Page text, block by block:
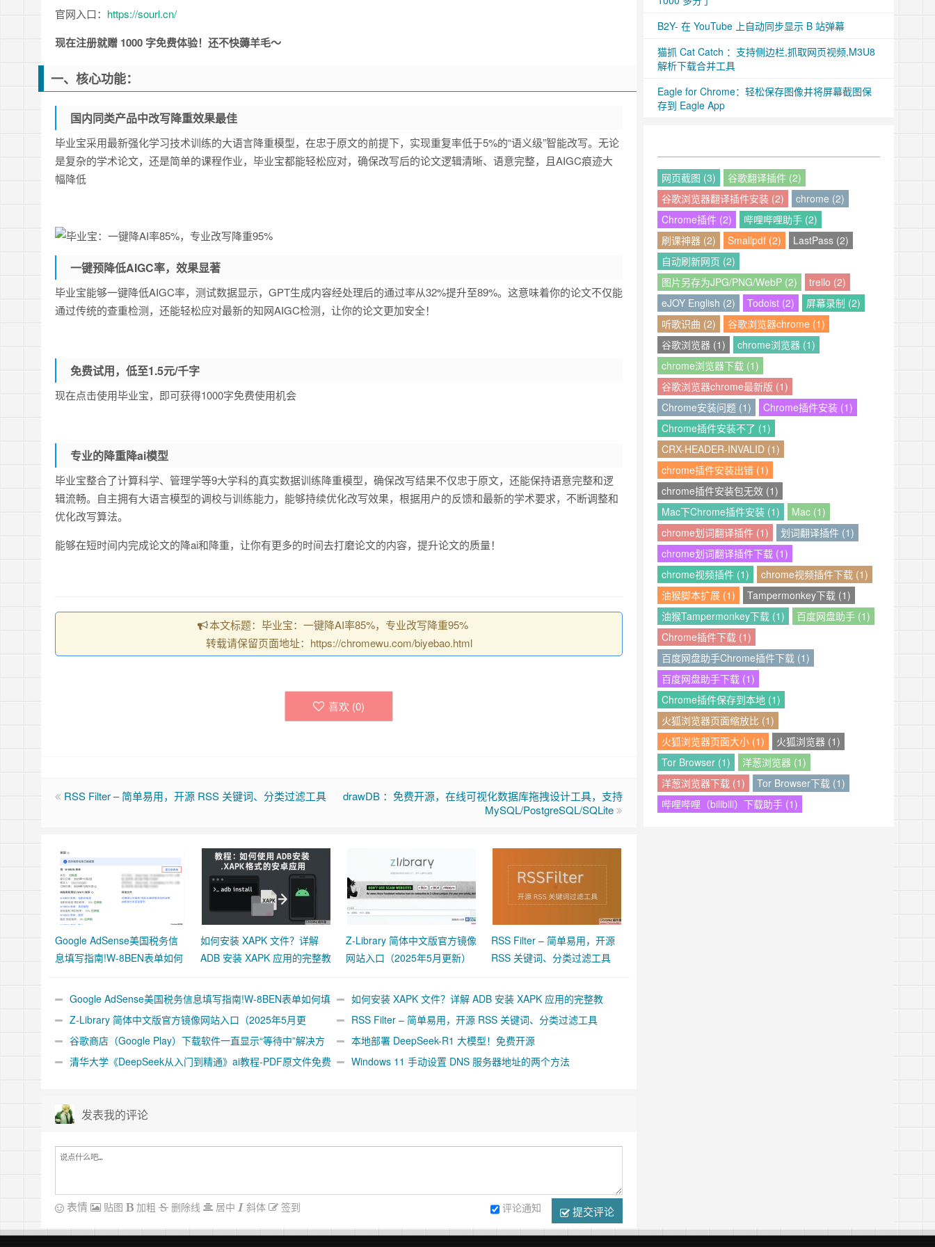
官网入口： https://sourl.cn/
现在注册就赠 1000 字免费体验！还不快薅羊毛～
一、核心功能：
国内同类产品中改写降重效果最佳
毕业宝采用最新强化学习技术训练的大语言降重模型，在忠于原文的前提下，实现重复率低于5%的“语义级”智能改写。无论
是复杂的学术论文，还是简单的课程作业，毕业宝都能轻松应对，确保改写后的论文逻辑清晰、语意完整，且AIGC痕迹大
幅降低
一键预降低AIGC率，效果显著
毕业宝能够一键降低AIGC率，测试数据显示，GPT生成内容经处理后的通过率从32%提升至89%。这意味着你的论文不仅能
通过传统的查重检测，还能轻松应对最新的知网AIGC检测，让你的论文更加安全！
免费试用，低至1.5元/千字
现在点击使用毕业宝，即可获得1000字免费使用机会
专业的降重降ai模型
毕业宝整合了计算科学、管理学等9大学科的真实数据训练降重模型，确保改写结果不仅忠于原文，还能保持语意完整和逻
辑流畅。自主拥有大语言模型的调校与训练能力，能够持续优化改写效果，根据用户的反馈和最新的学术要求，不断调整和
优化改写算法。
能够在短时间内完成论文的降ai和降重，让你有更多的时间去打磨论文的内容，提升论文的质量！
本文标题：毕业宝：一键降AI率85%，专业改写降重95%
转载请保留页面地址：https://chromewu.com/biyebao.html
喜欢 (0)
RSS Filter – 简单易用，开源 RSS 关键词、分类过滤工具
drawDB ：免费开源，在线可视化数据库拖拽设计工具，支持
MySQL/PostgreSQL/SQLite
Google AdSense美国税务信
息填写指南!W-8BEN表单如何
如何安装 XAPK 文件？详解
ADB 安装 XAPK 应用的完整教
Z-Library 简体中文版官方镜像
网站入口（2025年5月更新）
RSS Filter – 简单易用，开源
RSS 关键词、分类过滤工具
Google AdSense美国税务信息填写指南!W-8BEN表单如何填
写？【2025年最新版】
如何安装 XAPK 文件？详解 ADB 安装 XAPK 应用的完整教
程
Z-Library 简体中文版官方镜像网站入口（2025年5月更
新）
RSS Filter – 简单易用，开源 RSS 关键词、分类过滤工具
谷歌商店（Google Play）下载软件一直显示“等待中”解决方
案
本地部署 DeepSeek-R1 大模型！免费开源
清华大学《DeepSeek从入门到精通》ai教程-PDF原文件免费
Windows 11 手动设置 DNS 服务器地址的两个方法
发表我的评论
提交评论
评论通知
表情 贴图 加粗 删除线 居中 斜体 签到
B2Y- 在 YouTube 上自动同步显示 B 站弹幕
猫抓 Cat Catch ：支持侧边栏,抓取网页视频,M3U8
解析下载合并工具
Eagle for Chrome：轻松保存图像并将屏幕截图保
存到 Eagle App
网页截图 (3)
谷歌翻译插件 (2)
谷歌浏览器翻译插件安装 (2)
chrome (2)
Chrome插件 (2)
哔哩哔哩助手 (2)
刷课神器 (2)
Smallpdf (2)
LastPass (2)
自动刷新网页 (2)
图片另存为JPG/PNG/WebP (2)
trello (2)
eJOY English (2)
Todoist (2)
屏幕录制 (2)
听歌识曲 (2)
谷歌浏览器chrome (1)
谷歌浏览器 (1)
chrome浏览器 (1)
chrome浏览器下载 (1)
谷歌浏览器chrome最新版 (1)
Chrome安装问题 (1)
Chrome插件安装 (1)
Chrome插件安装不了 (1)
CRX-HEADER-INVALID (1)
chrome插件安装出错 (1)
chrome插件安装包无效 (1)
Mac下Chrome插件安装 (1)
Mac (1)
chrome划词翻译插件 (1)
划词翻译插件 (1)
chrome划词翻译插件下载 (1)
chrome视频插件 (1)
chrome视频插件下载 (1)
油猴脚本扩展 (1)
Tampermonkey下载 (1)
油猴Tampermonkey下载 (1)
百度网盘助手 (1)
Chrome插件下载 (1)
百度网盘助手Chrome插件下载 (1)
百度网盘助手下载 (1)
Chrome插件保存到本地 (1)
火狐浏览器页面缩放比 (1)
火狐浏览器页面大小 (1)
火狐浏览器 (1)
Tor Browser (1)
洋葱浏览器 (1)
洋葱浏览器下载 (1)
Tor Browser下载 (1)
哔哩哔哩（bilibili）下载助手 (1)